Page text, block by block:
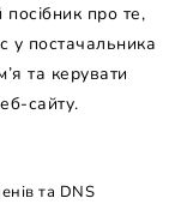
про те,
у постачальника
та керувати
сайту.
та DNS